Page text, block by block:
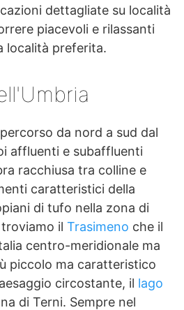
dettagliate su località
piacevoli e rilassanti
località preferita.
da nord a sud dal
affluenti e subaffluenti
racchiusa tra colline e
caratteristici della
di tufo nella zona di
il Trasimeno che il
centro-meridionale ma
piccolo ma caratteristico
circostante, il lago
di Terni. Sempre nel